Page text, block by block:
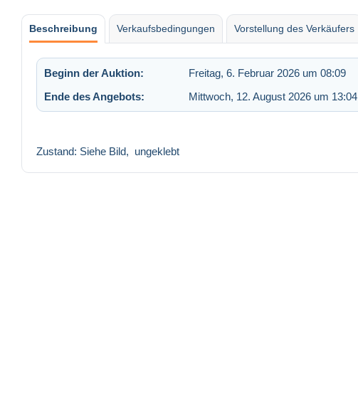
Beschreibung Verkaufsbedingungen Vorstellung des Verkäufers
Beginn der Auktion: Freitag, 6. Februar 2026 um 08:09
Ende des Angebots:
Mittwoch, 12. August 2026 um 13:04
Zustand: Siehe Bild, ungeklebt